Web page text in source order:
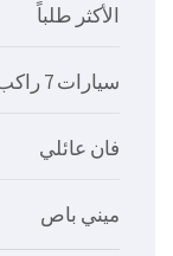
الأكثر طلباً
سيارات 7 راكب
فان عائلي
ميني باص